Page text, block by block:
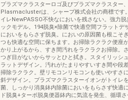
プラズマクラスターロゴ及びプラズマクラスター、
Plasmaclusterは、シャープ株式会社の商標です
イレNewPASSO不快なにおいを残さない。強力
ックモデル。194脱臭×除菌で快適空間フラットデ
においをもらさず脱臭。においの原因菌も根こそ
つも快適な空間に保ちます。お掃除ラクラク便座
かり上がるから、すき間汚れをラクラクお掃除。
つぎ目がないからサッとひと拭き。スタイリッシ
ラットデザイン。汚れがたまりやすいすき間や段
掃除ラクラク。壁リモコンリモコンも使いやすさ
斜デザイン。プラズマクラスターイオンがトイレ
菌、しっかり消臭鉢内除菌においをもらさず快適
ド脱臭+ターボ脱臭便器鉢内に気流を発生、循環